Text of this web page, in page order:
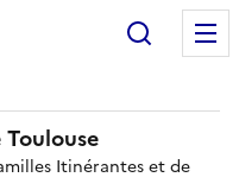
Itinérantes et de